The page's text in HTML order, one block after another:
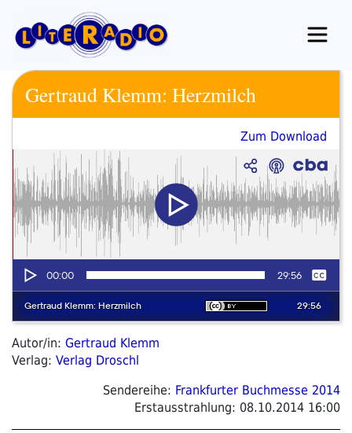
Inhalt
springen
Gertraud Klemm: Herzmilch
Zum Download
Autor/in: Gertraud Klemm
Verlag: Verlag Droschl
Sendereihe: Frankfurter Buchmesse 2014
Erstausstrahlung: 08.10.2014 16:00